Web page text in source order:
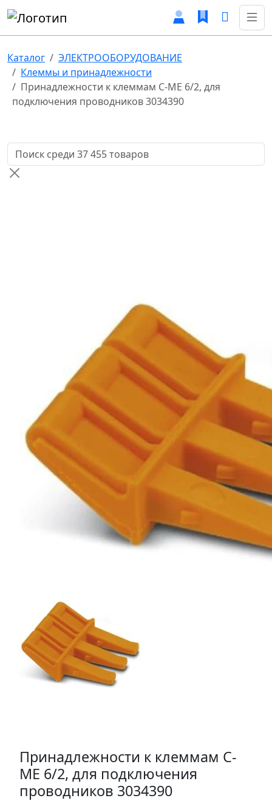
Каталог
ЭЛЕКТРООБОРУДОВАНИЕ
Клеммы и принадлежности
Принадлежности к клеммам C-ME 6/2, для
подключения проводников 3034390
Поиск товаров по названию или артикулу
Принадлежности к клеммам C-
ME 6/2, для подключения
проводников 3034390